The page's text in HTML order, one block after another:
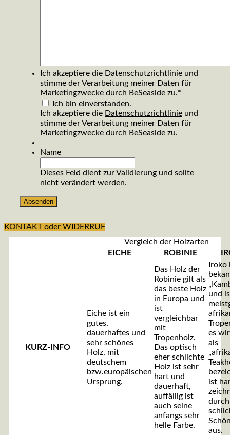
Ich akzeptiere die Datenschutzrichtlinie und
stimme der Verarbeitung meiner Daten für
Marketingzwecke durch BeSeaside zu.*
Ich bin einverstanden.
Ich akzeptiere die Datenschutzrichtlinie und
stimme der Verarbeitung meiner Daten für
Marketingzwecke durch BeSeaside zu.
Name
Dieses Feld dient zur Validierung und sollte
nicht verändert werden.
KONTAKT oder WIDERRUF
Vergleich der Holzarten
EICHE
ROBINIE
KURZ-INFO
Eiche ist ein
gutes,
dauerhaftes und
sehr schönes
Holz, mit
deutschem
bzw.europäischen
Ursprung.
Das Holz der
Robinie gilt als
das beste Holz
in Europa und
ist
vergleichbar
mit
Tropenholz.
Das optisch
eher schlichte
Holz ist sehr
hart und
dauerhaft,
auffällig ist
auch seine
anfangs sehr
helle Farbe.
Iroko
und
es
als
ist
aus.